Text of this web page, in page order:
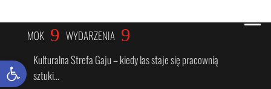
MOK 9 WYDARZENIA 9
Kulturalna Strefa Gaju – kiedy las staje się pracownią
sztuki…
Otwórz pasek narzędzi